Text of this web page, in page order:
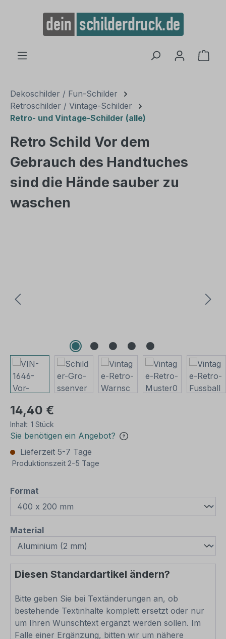
springen
Dekoschilder / Fun-Schilder
Retroschilder / Vintage-Schilder
Retro- und Vintage-Schilder (alle)
Retro Schild Vor dem
Gebrauch des Handtuches
sind die Hände sauber zu
waschen
14,40 €
Inhalt: 1 Stück
Sie benötigen ein Angebot?
Lieferzeit 5-7 Tage
Produktionszeit 2-5 Tage
Format
Materialauswählen
Diesen Standardartikel ändern?
Bitte geben Sie bei Textänderungen an, ob
bestehende Textinhalte komplett ersetzt oder nur
um Ihren Wunschtext ergänzt werden sollen. Im
Falle einer Ergänzung, bitten wir um nähere